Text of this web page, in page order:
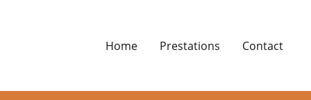
Home Prestations Contact